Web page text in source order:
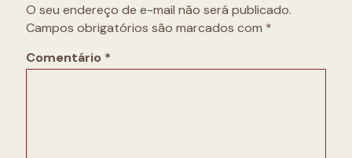
O seu endereço de e-mail não será publicado.
Campos obrigatórios são marcados com *
Comentário *